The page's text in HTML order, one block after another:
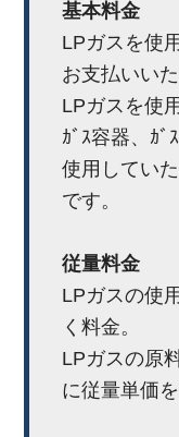
基本料金
LPガスを使
お支払いい
LPガスを使
ｶﾞｽ容器、ｶﾞ
使用してい
です。
従量料金
LPガスの使
く料金。
LPガスの原
に従量単価